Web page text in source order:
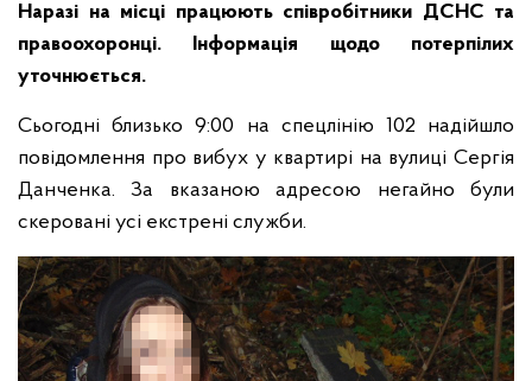
Наразі на місці працюють співробітники ДСНС та
правоохоронці. Інформація щодо потерпілих
уточнюється.
Сьогодні близько 9:00 на спецлінію 102 надійшло
повідомлення про вибух у квартирі на вулиці Сергія
Данченка. За вказаною адресою негайно були
скеровані усі екстрені служби.